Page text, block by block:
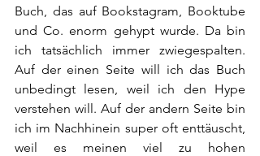
Buch, das auf Bookstagram, Booktube
und Co. enorm gehypt wurde. Da bin
ich tatsächlich immer zwiegespalten.
Auf der einen Seite will ich das Buch
unbedingt lesen, weil ich den Hype
verstehen will. Auf der andern Seite bin
ich im Nachhinein super oft enttäuscht,
weil es meinen viel zu hohen